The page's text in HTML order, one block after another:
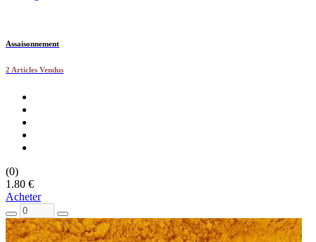
Assaisonnement
2 Articles Vendus
(0)
1.80 €
Acheter